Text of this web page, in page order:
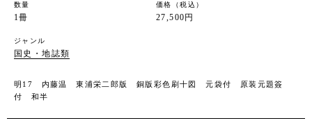
数量
1冊
価格（税込）
27,500円
ジャンル
国史・地誌類
明17 内藤温 東浦栄二郎版 銅版彩色刷十図 元袋付 原装元題簽
付 和半